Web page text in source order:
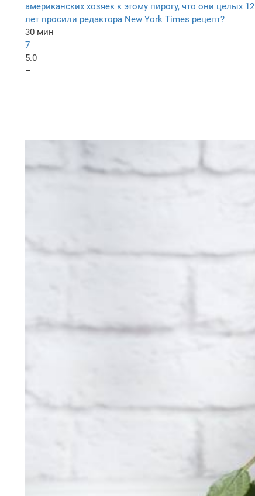
американских хозяек к этому пирогу, что они целых 12
лет просили редактора New York Times рецепт?
30 мин
7
5.0
–